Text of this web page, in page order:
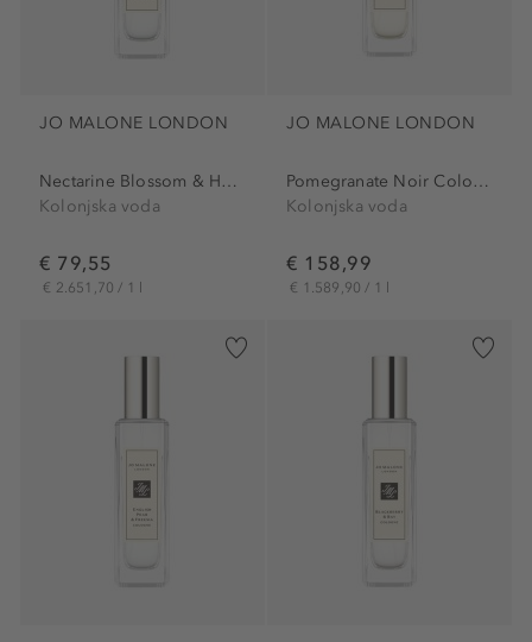
JO MALONE LONDON
Nectarine Blossom & Honey...
Kolonjska voda
€ 79,55
€ 2.651,70 / 1 l
JO MALONE LONDON
Pomegranate Noir Cologne
Kolonjska voda
€ 158,99
€ 1.589,90 / 1 l